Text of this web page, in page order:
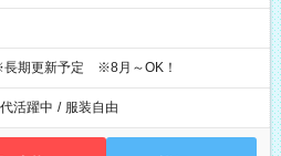
期更新予定 ※8月～OK！
活躍中 / 服装自由